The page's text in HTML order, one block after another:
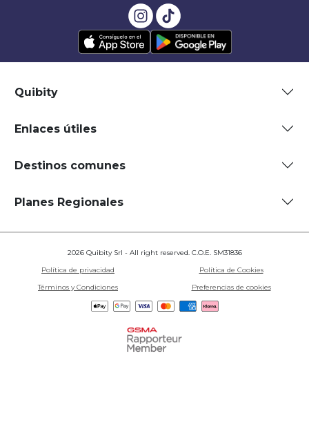
Quibity
Enlaces útiles
Destinos comunes
Planes Regionales
2026 Quibity Srl - All right reserved. C.O.E. SM31836
Política de privacidad
Política de Cookies
Términos y Condiciones
Preferencias de cookies